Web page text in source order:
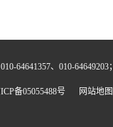
64641357、010-64649203；
备05055488号 网站地图